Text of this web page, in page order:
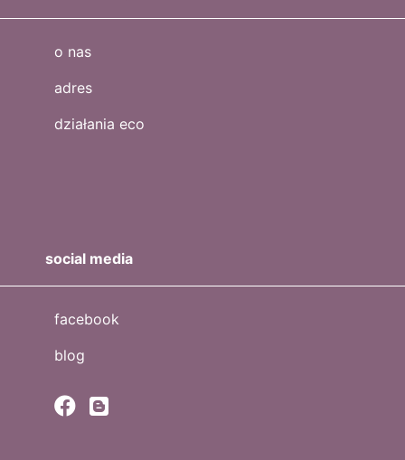
o nas
adres
działania eco
social media
facebook
blog